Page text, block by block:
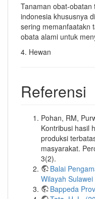
Tanaman obat-
indonesia khususnya
sering memanfaatakn
obata alami untuk
4. Hewan
Referensi
Pohan, RM,
Kontribusi hasil
produksi
masyarakat.
3(2).
Balai
Wilayah Sulawei
Bappeda